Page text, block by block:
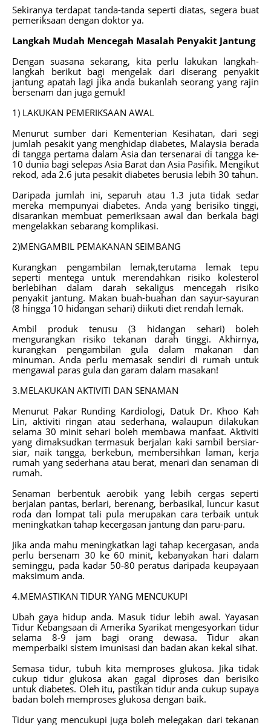
Sekiranya terdapat tanda-tanda seperti diatas, segera buat
pemeriksaan dengan doktor ya.
Langkah Mudah Mencegah Masalah Penyakit Jantung
Dengan suasana sekarang, kita perlu lakukan langkah-
langkah berikut bagi mengelak dari diserang penyakit
jantung apatah lagi jika anda bukanlah seorang yang rajin
bersenam dan juga gemuk!
1) LAKUKAN PEMERIKSAAN AWAL
Menurut sumber dari Kementerian Kesihatan, dari segi
jumlah pesakit yang menghidap diabetes, Malaysia berada
di tangga pertama dalam Asia dan tersenarai di tangga ke-
10 dunia bagi selepas Asia Barat dan Asia Pasifik. Mengikut
rekod, ada 2.6 juta pesakit diabetes berusia lebih 30 tahun.
Daripada jumlah ini, separuh atau 1.3 juta tidak sedar
mereka mempunyai diabetes. Anda yang berisiko tinggi,
disarankan membuat pemeriksaan awal dan berkala bagi
mengelakkan sebarang komplikasi.
2)MENGAMBIL PEMAKANAN SEIMBANG
Kurangkan pengambilan lemak,terutama lemak tepu
seperti mentega untuk merendahkan risiko kolesterol
berlebihan dalam darah sekaligus mencegah risiko
penyakit jantung. Makan buah-buahan dan sayur-sayuran
(8 hingga 10 hidangan sehari) diikuti diet rendah lemak.
Ambil produk tenusu (3 hidangan sehari) boleh
mengurangkan risiko tekanan darah tinggi. Akhirnya,
kurangkan pengambilan gula dalam makanan dan
minuman. Anda perlu memasak sendiri di rumah untuk
mengawal paras gula dan garam dalam masakan!
3.MELAKUKAN AKTIVITI DAN SENAMAN
Menurut Pakar Runding Kardiologi, Datuk Dr. Khoo Kah
Lin, aktiviti ringan atau sederhana, walaupun dilakukan
selama 30 minit sehari boleh membawa manfaat. Aktiviti
yang dimaksudkan termasuk berjalan kaki sambil bersiar-
siar, naik tangga, berkebun, membersihkan laman, kerja
rumah yang sederhana atau berat, menari dan senaman di
rumah.
Senaman berbentuk aerobik yang lebih cergas seperti
berjalan pantas, berlari, berenang, berbasikal, luncur kasut
roda dan lompat tali pula merupakan cara terbaik untuk
meningkatkan tahap kecergasan jantung dan paru-paru.
Jika anda mahu meningkatkan lagi tahap kecergasan, anda
perlu bersenam 30 ke 60 minit, kebanyakan hari dalam
seminggu, pada kadar 50-80 peratus daripada keupayaan
maksimum anda.
4.MEMASTIKAN TIDUR YANG MENCUKUPI
Ubah gaya hidup anda. Masuk tidur lebih awal. Yayasan
Tidur Kebangsaan di Amerika Syarikat mengesyorkan tidur
selama 8-9 jam bagi orang dewasa. Tidur akan
memperbaiki sistem imunisasi dan badan akan kekal sihat.
Semasa tidur, tubuh kita memproses glukosa. Jika tidak
cukup tidur glukosa akan gagal diproses dan berisiko
untuk diabetes. Oleh itu, pastikan tidur anda cukup supaya
badan boleh memproses glukosa dengan baik.
Tidur yang mencukupi juga boleh melegakan dari tekanan